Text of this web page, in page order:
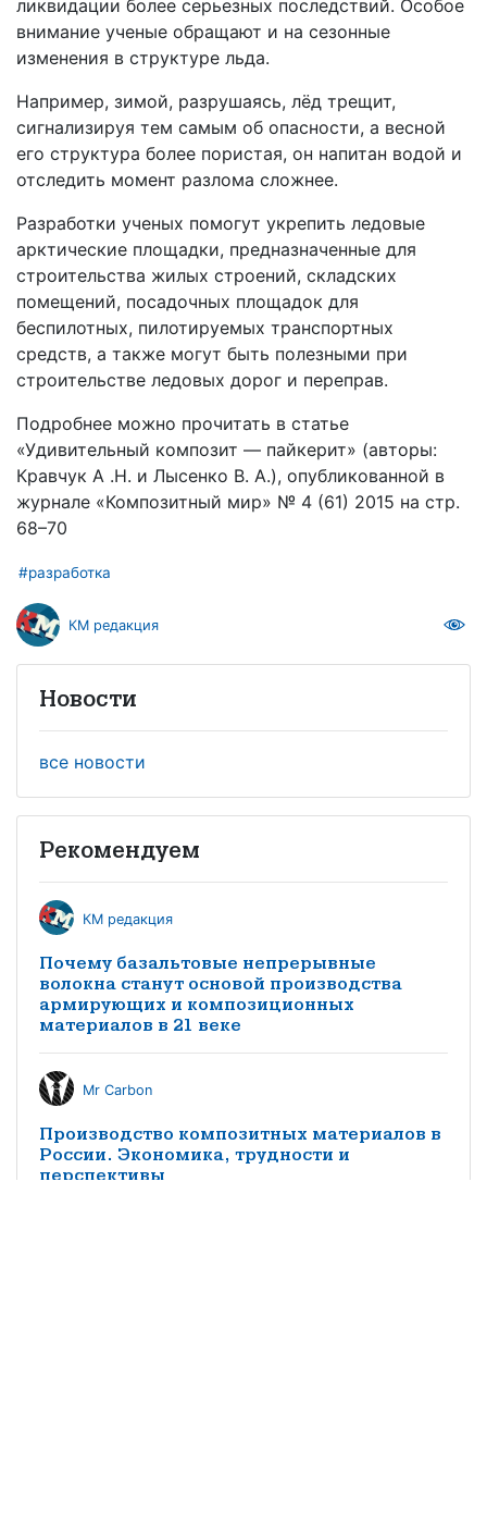
ликвидации более серьезных последствий. Особое
внимание ученые обращают и на сезонные
изменения в структуре льда.
Например, зимой, разрушаясь, лёд трещит,
сигнализируя тем самым об опасности, а весной
его структура более пористая, он напитан водой и
отследить момент разлома сложнее.
Разработки ученых помогут укрепить ледовые
арктические площадки, предназначенные для
строительства жилых строений, складских
помещений, посадочных площадок для
беспилотных, пилотируемых транспортных
средств, а также могут быть полезными при
строительстве ледовых дорог и переправ.
Подробнее можно прочитать в статье
«Удивительный композит — пайкерит» (авторы:
Кравчук А .Н. и Лысенко В. А.), опубликованной в
журнале «Композитный мир» № 4 (61) 2015 на стр.
68–70
#разработка
КМ редакция
Новости
все новости
Рекомендуем
КМ редакция
Почему базальтовые непрерывные
волокна станут основой производства
армирующих и композиционных
материалов в 21 веке
Mr Carbon
Производство композитных материалов в
России. Экономика, трудности и
перспективы